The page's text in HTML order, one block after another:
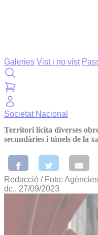
Galeries Vist i no vist
Societat Nacional
Territori licita diverses
secundàries i túnels de la
Redacció / Foto: Agències
dc., 27/09/2023